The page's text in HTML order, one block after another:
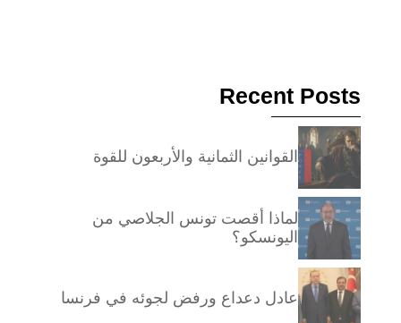
Recent Posts
القوانين الثمانية والأربعون للقوة
لماذا أقصت تونس الجلاصي من
اليونسكو؟
عادل دعداع ورفض لجوئه في فرنسا